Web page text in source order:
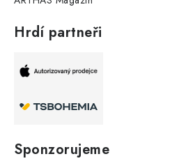
Hrdí partneři
Sponzorujeme